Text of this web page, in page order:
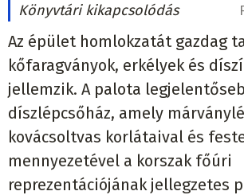
Könyvtári kikapcsolódás
Az épület homlokzatát gazdag
kőfaragványok, erkélyek és
jellemzik. A palota
díszlépcsőház, amely
kovácsoltvas korlátaival és
mennyezetével a korszak főúri
reprezentációjának jellegzetes